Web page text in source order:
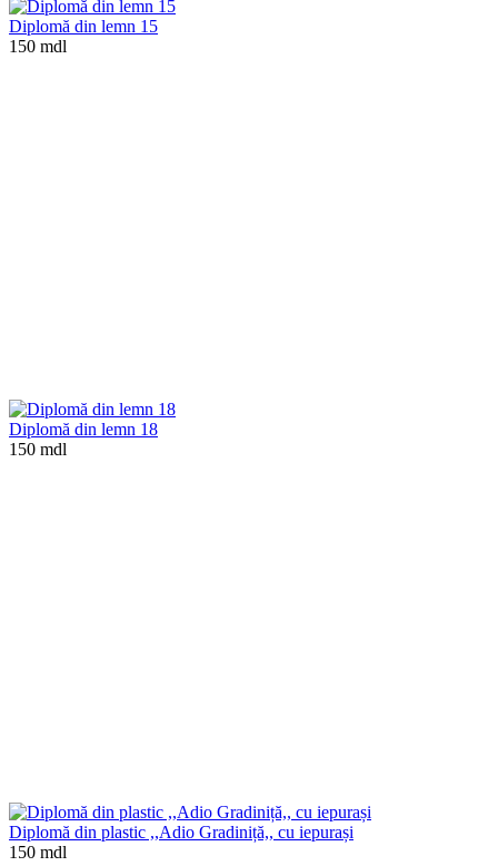
Diplomă din lemn 15
150 mdl
Diplomă din lemn 18
150 mdl
Diplomă din plastic ,,Adio Gradiniță,, cu iepurași
150 mdl